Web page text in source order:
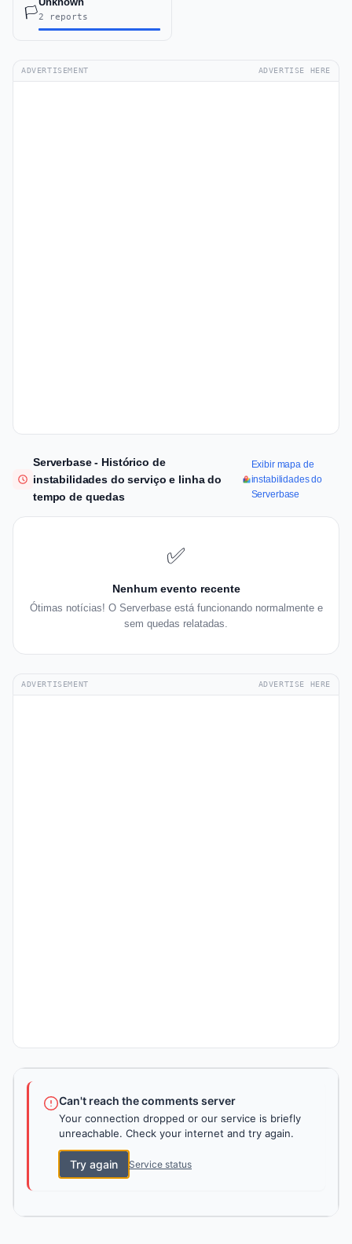
🏳️2 reports
ADVERTISEMENT ADVERTISE HERE
Serverbase - Histórico de
instabilidades do serviço e linha do
tempo de quedas
Exibir mapa de
instabilidades do
Serverbase
✅
Nenhum evento recente
Ótimas notícias! O Serverbase está funcionando normalmente e
sem quedas relatadas.
ADVERTISEMENT ADVERTISE HERE
Can't reach the comments server
Your connection dropped or our service is briefly
unreachable. Check your internet and try again.
Try again Service status